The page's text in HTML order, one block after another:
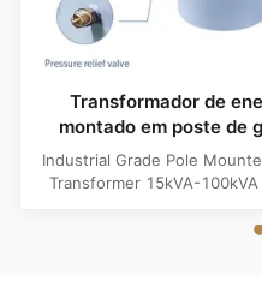
Transformador de
montado em poste de
15kVA-
Industrial Grade Pole
Transformer 15kVA-
Frequency 60Hz Phase